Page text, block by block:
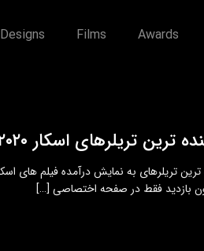
Awards
Films
Designs
ترین تریلرهای اسکار ۲۰۲۰
[…]